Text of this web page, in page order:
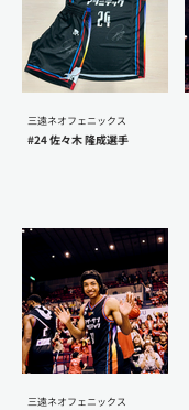
三遠ネオフェニックス
#24 佐々木 隆成選手
三遠ネオフェニックス